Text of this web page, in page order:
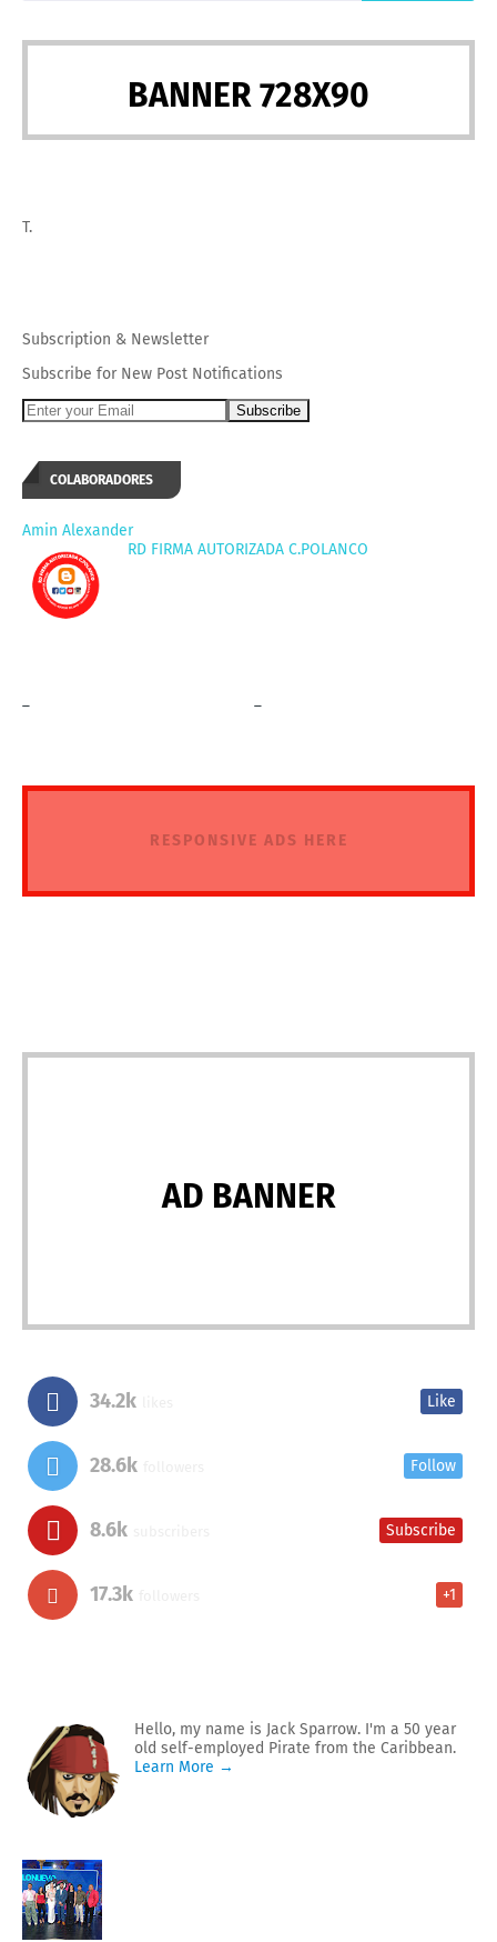
BANNER 728X90
T.
Subscription & Newsletter
Subscribe for New Post Notifications
COLABORADORES
Amin Alexander
RD FIRMA AUTORIZADA C.POLANCO
RESPONSIVE ADS HERE
AD BANNER
34.2k Like
28.6k Follow
8.6k Subscribe
17.3k +1
Hello, my name is Jack Sparrow. I'm a 50 year
old self-employed Pirate from the Caribbean.
Learn More →